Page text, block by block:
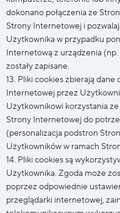
dokonano połączenia ze
Strony Internetowej i
Użytkownika w przypadku
Internetową z urządzenia
zostały zapisane.
13. Pliki cookies zbierają
Internetowej przez
Użytkownikowi korzystania
Strony Internetowej do
(personalizacja podstron
Użytkowników w ramach
14. Pliki cookies są
Użytkownika. Zgoda może
poprzez odpowiednie
przeglądarki internetowej,